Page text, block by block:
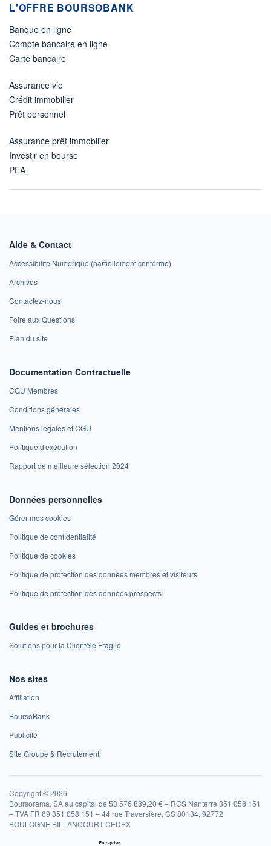
L'OFFRE BOURSOBANK
Banque en ligne
Compte bancaire en ligne
Carte bancaire
Assurance vie
Crédit immobilier
Prêt personnel
Assurance prêt immobilier
Investir en bourse
PEA
Aide & Contact
Accessibilité Numérique (partiellement conforme)
Archives
Contactez-nous
Foire aux Questions
Plan du site
Documentation Contractuelle
CGU Membres
Conditions générales
Mentions légales et CGU
Politique d'exécution
Rapport de meilleure sélection 2024
Données personnelles
Gérer mes cookies
Politique de confidentialité
Politique de cookies
Politique de protection des données membres et visiteurs
Politique de protection des données prospects
Guides et brochures
Solutions pour la Clientèle Fragile
Nos sites
Affiliation
BoursoBank
Publicité
Site Groupe & Recrutement
Copyright © 2026
Boursorama, SA au capital de 53 576 889,20 € – RCS Nanterre 351 058 151
– TVA FR 69 351 058 151 – 44 rue Traversière, CS 80134, 92772
BOULOGNE BILLANCOURT CEDEX